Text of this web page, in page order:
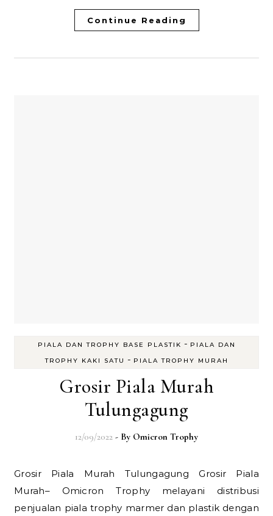
Continue Reading
PIALA DAN TROPHY BASE PLASTIK - PIALA DAN
TROPHY KAKI SATU
- PIALA TROPHY MURAH
Grosir Piala Murah
Tulungagung
12/09/2022 - By Omicron Trophy
Grosir Piala Murah Tulungagung Grosir Piala
Murah– Omicron Trophy melayani distribusi
penjualan piala trophy marmer dan plastik dengan